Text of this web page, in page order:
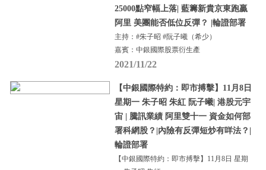
25000點窄幅上落| 藍籌新貴京東跑贏
阿里 美團能否低位反彈？ |輪證部署
主持：#朱子昭 #阮子曦（希少）
嘉賓：中銀國際股票衍生產
2021/11/22
【中銀國際特約：即市搏擊】11月8日
星期一 朱子昭 朱紅 阮子曦| 港股元宇
宙 | 騰訊業績 阿里雙十一 資金如何部
署科網股？|內險有反彈短炒有咩法？|
輪證部署
【中銀國際特約：即市搏擊】11月8日 星期